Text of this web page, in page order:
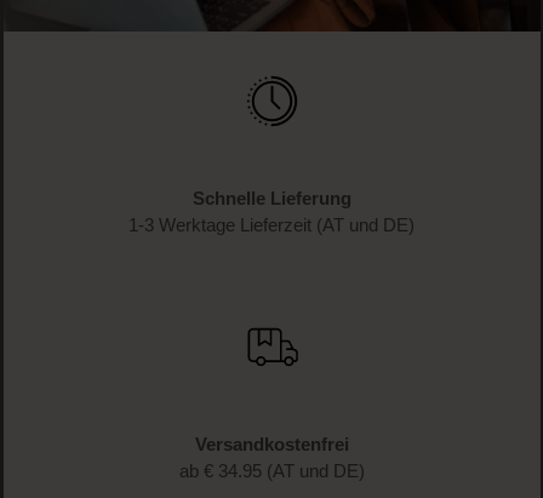
Schnelle Lieferung
1-3 Werktage Lieferzeit (AT und DE)
Versandkostenfrei
ab € 34.95 (AT und DE)